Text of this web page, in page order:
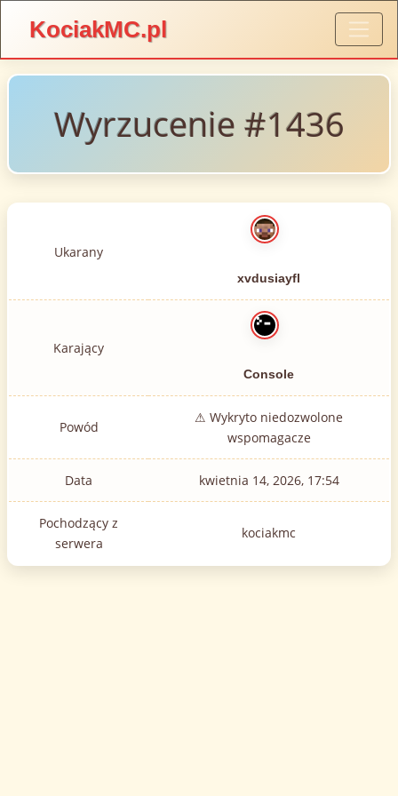
KociakMC.pl
Wyrzucenie #1436
Ukarany
xvdusiayfl
Karający
Console
Powód
⚠ Wykryto niedozwolone
wspomagacze
Data kwietnia 14, 2026, 17:54
Pochodzący z
serwera
kociakmc